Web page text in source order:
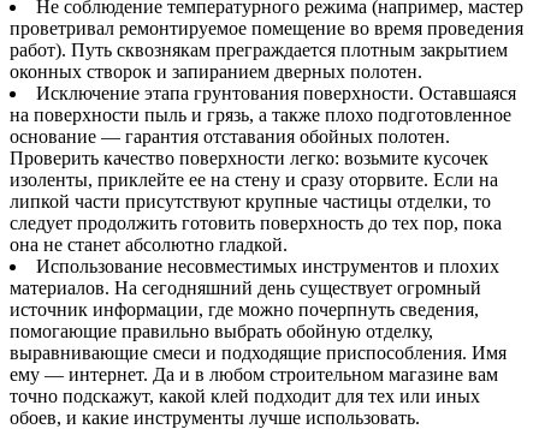
Не соблюдение температурного режима (например, мастер
проветривал ремонтируемое помещение во время проведения
работ). Путь сквознякам преграждается плотным закрытием
оконных створок и запиранием дверных полотен.
Исключение этапа грунтования поверхности. Оставшаяся
на поверхности пыль и грязь, а также плохо подготовленное
основание — гарантия отставания обойных полотен.
Проверить качество поверхности легко: возьмите кусочек
изоленты, приклейте ее на стену и сразу оторвите. Если на
липкой части присутствуют крупные частицы отделки, то
следует продолжить готовить поверхность до тех пор, пока
она не станет абсолютно гладкой.
Использование несовместимых инструментов и плохих
материалов. На сегодняшний день существует огромный
источник информации, где можно почерпнуть сведения,
помогающие правильно выбрать обойную отделку,
выравнивающие смеси и подходящие приспособления. Имя
ему — интернет. Да и в любом строительном магазине вам
точно подскажут, какой клей подходит для тех или иных
обоев, и какие инструменты лучше использовать.